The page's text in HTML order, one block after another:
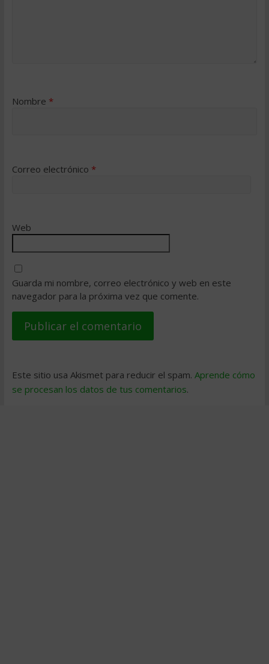
Nombre *
Correo electrónico *
Web
Guarda mi nombre, correo electrónico y web en este
navegador para la próxima vez que comente.
Este sitio usa Akismet para reducir el spam. Aprende cómo
se procesan los datos de tus comentarios.